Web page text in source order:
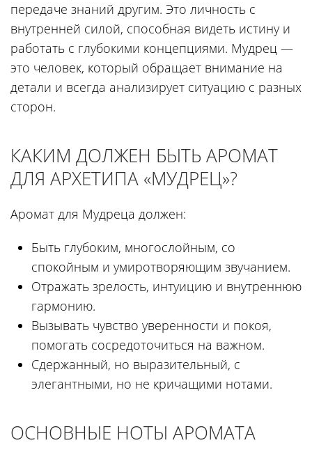
передаче знаний другим. Это личность с
внутренней силой, способная видеть истину и
работать с глубокими концепциями. Мудрец —
это человек, который обращает внимание на
детали и всегда анализирует ситуацию с разных
сторон.
КАКИМ ДОЛЖЕН БЫТЬ АРОМАТ
ДЛЯ АРХЕТИПА «МУДРЕЦ»?
Аромат для Мудреца должен:
Быть глубоким, многослойным, со
спокойным и умиротворяющим звучанием.
Отражать зрелость, интуицию и внутреннюю
гармонию.
Вызывать чувство уверенности и покоя,
помогать сосредоточиться на важном.
Сдержанный, но выразительный, с
элегантными, но не кричащими нотами.
ОСНОВНЫЕ НОТЫ АРОМАТА